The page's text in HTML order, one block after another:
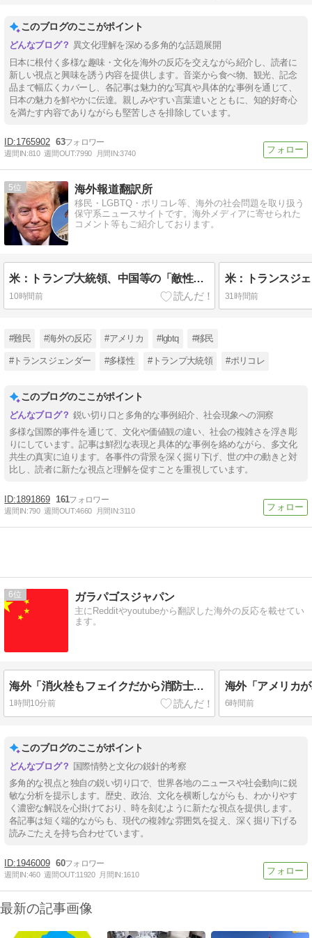
このブログのここがポイント
異文化理解を深める多角的な話題展開
日本に根付く多様な趣味・文化を海外の反応を交えながら紹介し、読者に
新しい視点と興味を誘う内容を提供します。音楽から食べ物、観光、記念
品まで幅広くカバーし、各記事は魅力的な写真や具体的な事例を通じて、
日本の魅力を鮮やかに伝達。親しみやすい言葉遣いとともに、知的好奇心
を満たす内容でありながらも堅苦しさを排除しています。
1765902 63
週間IN:810 週間OUT:7990 月間IN:3740
5 海外報道翻訳所
移民・LGBTQ・ポリコレ等、海外の社会問題を取り扱う
保守系ニュースサイトです。海外メディアに寄せられた
コメント等もご紹介しております。
米：トランプ大統領、中国等の「敵性外国人」による「米国籍目的の出産ツーリズム禁止令」に署名…寄生侵略防止へ[海外の反応]
10時間前 31時間前
#難民 #海外の反応 #アメリカ #lgbtq #移民
#トランスジェンダー #多様性 #トランプ大統領 #ポリコレ
このブログのここがポイント
鋭い切り口と多角的な事例紹介、社会現象への洞察
多様な国際的事件を通じて、文化や価値観の違い、社会の複雑さを浮き彫
りにしています。記事は鮮烈な表現と具体的な事例を絡めながら、多文化
共生の真実に迫ります。各事件の背景を深く掘り下げ、世の中の動きと対
比し、読者に新たな視点と理解を促すことを重視しています。
1891869 161
週間IN:790 週間OUT:4660 月間IN:3110
6 ガラパゴスジャパン
主にRedditやyoutubeから翻訳した海外の反応を載せてい
ます。
海外「消火栓もフェイクだから消防士が右往左往する中国www」
1時間10分前 6時間前
このブログのここがポイント
国際情勢と文化の鋭針的考察
多角的な視点と独自の鋭い切り口で、世界各地のニュースや社会動向に鋭
敏な分析を提示します。歴史、政治、文化を横断しながらも、わかりやす
く濃密な解説を心掛けており、時を刻むように新たな視点を提供します。
各記事は短く端的ながらも、現代の複雑な雰囲気を捉え、深く掘り下げる
読みごたえを持ち合わせています。
1946009 60
週間IN:460 週間OUT:11920 月間IN:1610
最新の記事画像